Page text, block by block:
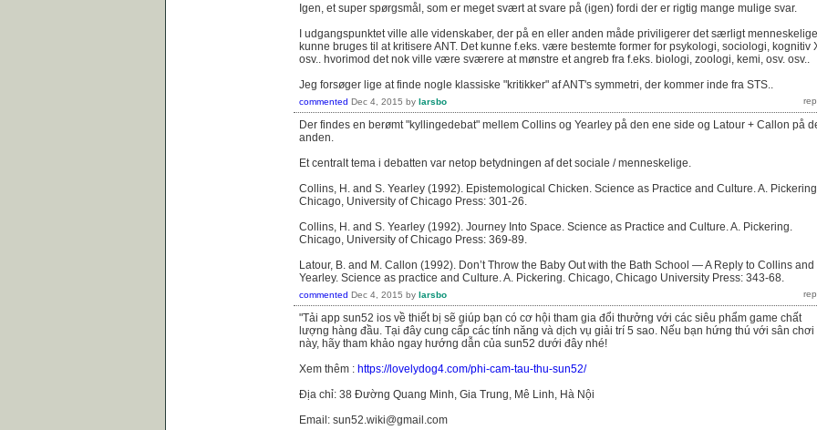
Igen, et super spørgsmål, som er meget svært at svare på (igen) fordi der er rigtig mange mulige svar.
I udgangspunktet ville alle videnskaber, der på en eller anden måde priviligerer det særligt menneskelige
kunne bruges til at kritisere ANT. Det kunne f.eks. være bestemte former for psykologi, sociologi, kognitiv
osv.. hvorimod det nok ville være sværere at mønstre et angreb fra f.eks. biologi, zoologi, kemi, osv. osv..
Jeg forsøger lige at finde nogle klassiske "kritikker" af ANT's symmetri, der kommer inde fra STS..
commented Dec 4, 2015 by larsbo
Der findes en berømt "kyllingedebat" mellem Collins og Yearley på den ene side og Latour + Callon på
anden.
Et centralt tema i debatten var netop betydningen af det sociale / menneskelige.
Collins, H. and S. Yearley (1992). Epistemological Chicken. Science as Practice and Culture. A. Pickering.
Chicago, University of Chicago Press: 301-26.
Collins, H. and S. Yearley (1992). Journey Into Space. Science as Practice and Culture. A. Pickering.
Chicago, University of Chicago Press: 369-89.
Latour, B. and M. Callon (1992). Don’t Throw the Baby Out with the Bath School — A Reply to Collins and
Yearley. Science as practice and Culture. A. Pickering. Chicago, Chicago University Press: 343-68.
commented Dec 4, 2015 by larsbo
"Tải app sun52 ios về thiết bị sẽ giúp bạn có cơ hội tham gia đổi thưởng với các siêu phẩm game chất
lượng hàng đầu. Tại đây cung cấp các tính năng và dịch vụ giải trí 5 sao. Nếu bạn hứng thú với sân chơi
này, hãy tham khảo ngay hướng dẫn của sun52 dưới đây nhé!
Xem thêm : https://lovelydog4.com/phi-cam-tau-thu-sun52/
Địa chỉ: 38 Đường Quang Minh, Gia Trung, Mê Linh, Hà Nội
Email: sun52.wiki@gmail.com